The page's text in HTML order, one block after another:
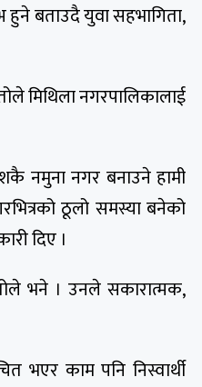
हुने बताउदै युवा सहभागिता,
मिथिला नगरपालिकालाई
नमुना नगर बनाउने हामी
ठूलो समस्या बनेको
दिए ।
भने । उनले सकारात्मक,
भएर काम पनि निस्वार्थी